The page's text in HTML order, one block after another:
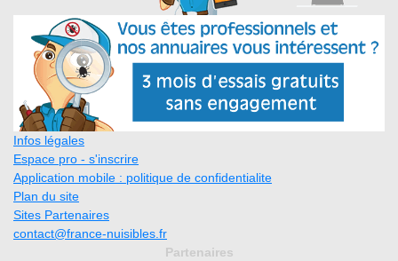
Infos légales
Espace pro - s'inscrire
Application mobile : politique de confidentialite
Plan du site
Sites Partenaires
contact@france-nuisibles.fr
Partenaires